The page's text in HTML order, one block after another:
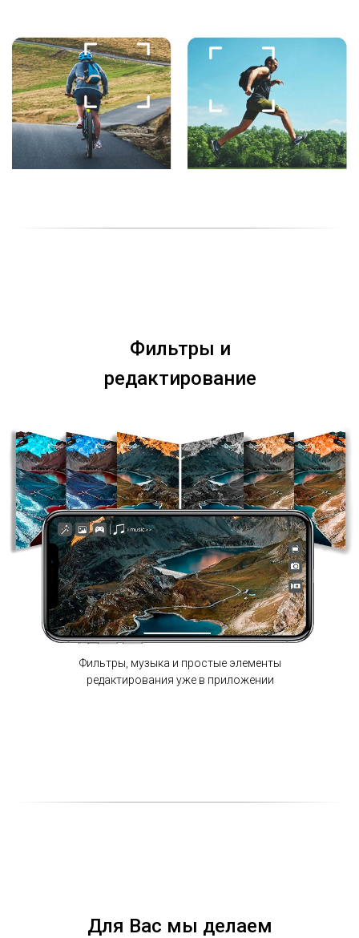
Фильтры и
редактирование
Фильтры, музыка и простые элементы
редактирования уже в приложении
Для Вас мы делаем